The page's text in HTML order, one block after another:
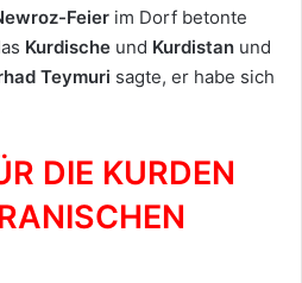
Feier im Dorf betonte
Kurdische und Kurdistan und
Teymuri sagte, er habe sich
DIE KURDEN